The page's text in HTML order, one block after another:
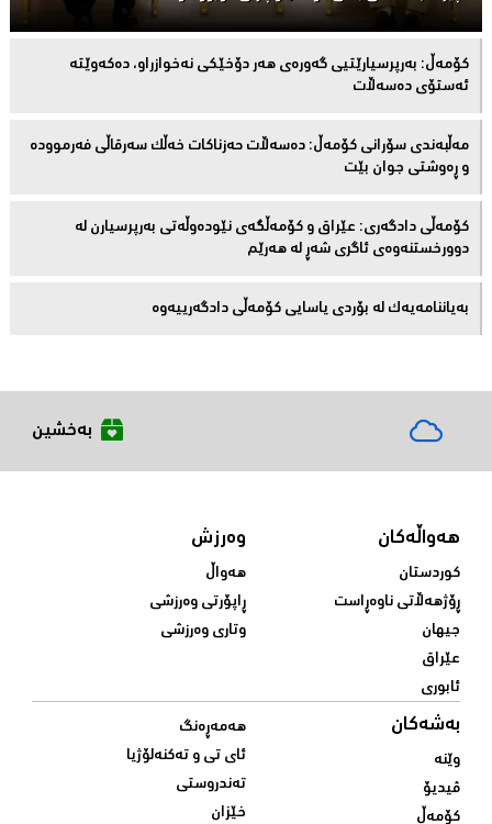
كۆمەڵ: بەرپرسیارێتیی گەورەی هەر دۆخێکی نەخوازراو، دەكەوێتە
ئەستۆی دەسەڵات
مەڵبەندى سۆرانى کۆمەڵ: دەسەڵات حەزناکات خەڵک سەرقاڵى فەرموودە
و ڕەوشتى جوان بێت
کۆمەڵى دادگەرى: عێراق و كۆمەڵگەی نێودەوڵەتی بەرپرسیارن لە
دوورخستنەوەى ئاگری شەڕ لە هەرێم
بەیاننامەیەک لە بۆردی یاسایی کۆمەڵی دادگەرییەوە
بەخشین
هەواڵەکان
کوردستان
ڕۆژهەڵاتی ناوەڕاست
جیهان
عێراق
ئابوری
وەرزش
هەواڵ
ڕاپۆرتی وەرزشی
وتاری وەرزشی
بەشەکان
وێنە
ڤیدیۆ
کۆمەڵ
هەمەڕەنگ
ئای تی و تەکنەلۆژیا
تەندروستی
خێزان